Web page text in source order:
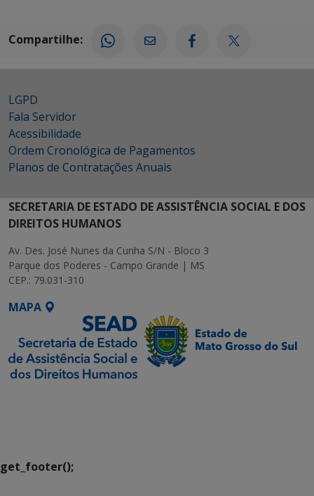
Compartilhe:
LGPD
Fala Servidor
Acessibilidade
Ordem Cronológica de Pagamentos
Planos de Contratações Anuais
SECRETARIA DE ESTADO DE ASSISTÊNCIA SOCIAL E DOS
DIREITOS HUMANOS
Av. Des. José Nunes da Cunha S/N - Bloco 3
Parque dos Poderes - Campo Grande | MS
CEP.: 79.031-310
MAPA
get_footer();